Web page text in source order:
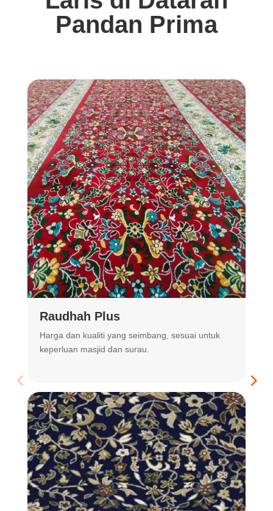
Pandan Prima
Raudhah Plus
Harga dan kualiti yang seimbang, sesuai untuk
keperluan masjid dan surau.